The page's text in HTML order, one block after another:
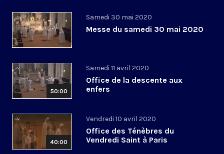
Samedi 30 mai 2020
Messe du samedi 30 mai 2020
50:00
Samedi 11 avril 2020
Office de la descente aux
enfers
40:00
Vendredi 10 avril 2020
Office des Ténèbres du
Vendredi Saint à Paris